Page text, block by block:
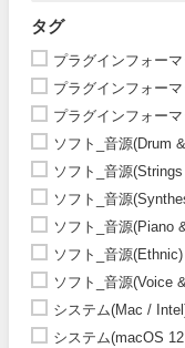
タグ
プラグインフォー
プラグインフォー
プラグインフォー
ソフト_音源(Drum
ソフト_音源
ソフト_音源
ソフト_音源(Piano
ソフト_音源(Ethnic)
ソフト_音源(Voice
システム(Mac /
システム(macOS